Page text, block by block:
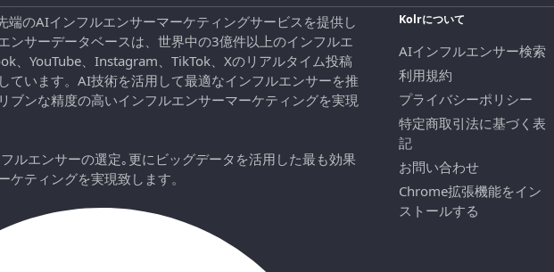
端のAIインフルエンサーマーケティングサービスを提供し
ンサーデータベースは、世界中の3億件以上のインフルエ
、YouTube、Instagram、TikTok、Xのリアルタイム投稿
ています。AI技術を活用して最適なインフルエンサーを推
ブンな精度の高いインフルエンサーマーケティングを実現
ルエンサーの選定｡更にビッグデータを活用した最も効果
ケティングを実現致します。
Kolrについて
AIインフルエンサー検索
利用規約
プライバシーポリシー
特定商取引法に基づく表
記
お問い合わせ
Chrome拡張機能をイン
ストールする